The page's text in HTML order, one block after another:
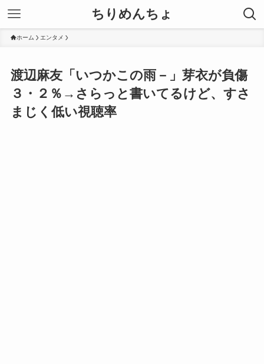
ちりめんちょ
ホーム エンタメ
渡辺麻友「いつかこの雨－」芽衣が負傷
３・２％→さらっと書いてるけど、すさ
まじく低い視聴率